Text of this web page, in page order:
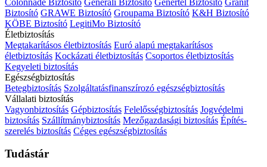
Biztosító GRAWE Biztosító Groupama Biztosító K&H Biztosító
KÖBE Biztosító LegitiMo Biztosító
Életbiztosítás
Megtakarításos életbiztosítás Euró alapú megtakarításos
életbiztosítás Kockázati életbiztosítás Csoportos életbiztosítás
Kegyeleti biztosítás
Egészségbiztosítás
Betegbiztosítás Szolgáltatásfinanszírozó egészségbiztosítás
Vállalati biztosítás
Vagyonbiztosítás Gépbiztosítás Felelősségbiztosítás Jogvédelmi
biztosítás Szállítmánybiztosítás Mezőgazdasági biztosítás Építés-
szerelés biztosítás Céges egészségbiztosítás
Tudástár